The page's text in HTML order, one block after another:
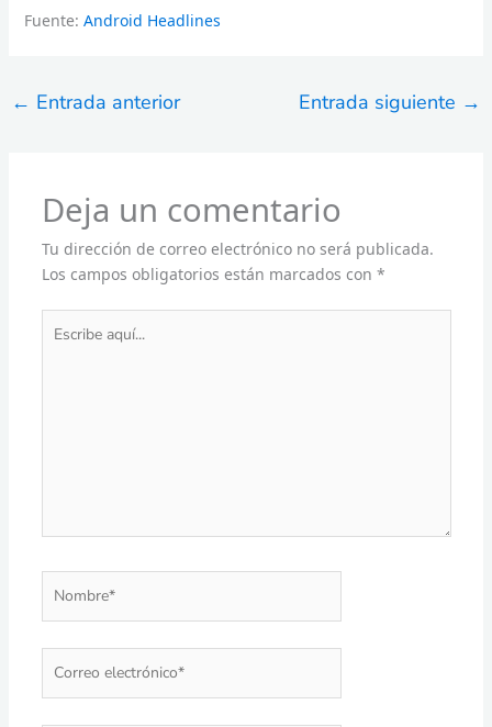
Fuente: Android Headlines
← Entrada anterior Entrada siguiente →
Deja un comentario
Tu dirección de correo electrónico no será publicada.
Los campos obligatorios están marcados con *
aquí...
electrónico*